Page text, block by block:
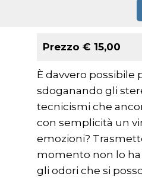
Prezzo € 15,00
È davvero possibile
sdoganando gli
tecnicismi che
con semplicità un
emozioni?
momento non lo
gli odori che si